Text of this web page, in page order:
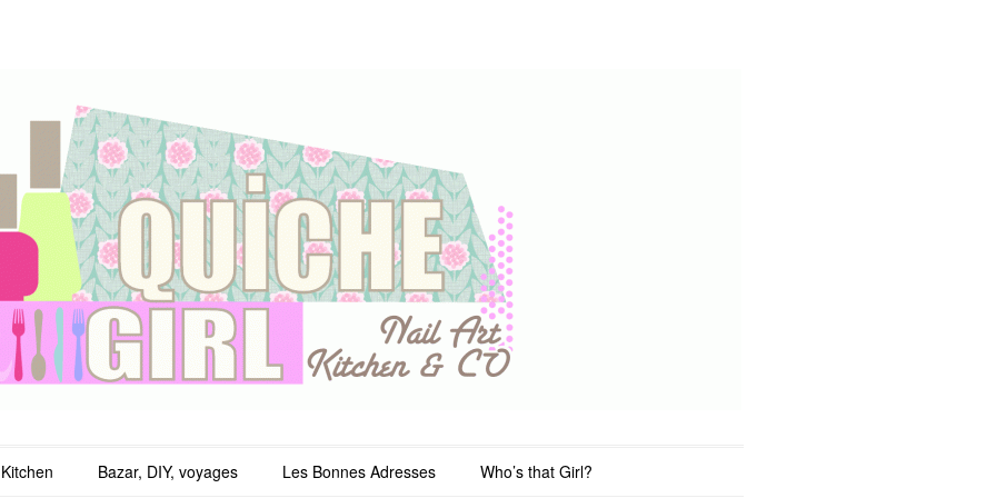
Kitchen Bazar, DIY, voyages Les Bonnes Adresses Who’s that Girl?